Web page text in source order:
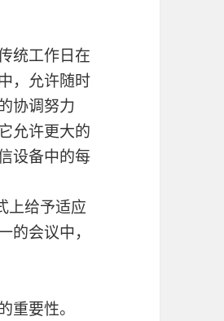
统工作日在
，允许随时
协调努力
允许更大的
设备中的每
上给予适应
会议中，
要性。